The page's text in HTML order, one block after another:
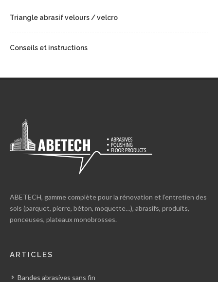
Triangle abrasif velours / velcro
Conseils et instructions
ABETECH, gamme complète pour la rénovation et l’entretien des
sols (parquet, pierre, béton, moquette…), abrasifs, produits,
ponceuses, plateaux monobrosses.
ARTICLES
Bandes abrasives sans fin